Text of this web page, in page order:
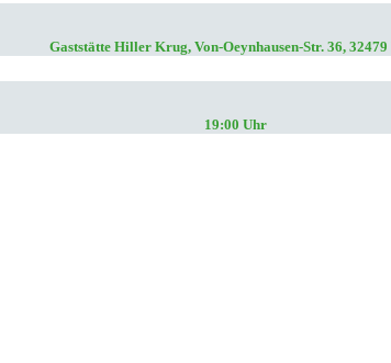
Gaststätte Hiller Krug, Von-Oeynhausen-Str. 36,
19:00 Uhr